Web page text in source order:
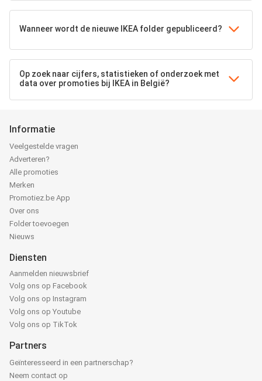
Wanneer wordt de nieuwe IKEA folder gepubliceerd?
Op zoek naar cijfers, statistieken of onderzoek met
data over promoties bij IKEA in België?
Informatie
Veelgestelde vragen
Adverteren?
Alle promoties
Merken
Promotiez.be App
Over ons
Folder toevoegen
Nieuws
Diensten
Aanmelden nieuwsbrief
Volg ons op Facebook
Volg ons op Instagram
Volg ons op Youtube
Volg ons op TikTok
Partners
Geïnteresseerd in een partnerschap?
Neem contact op